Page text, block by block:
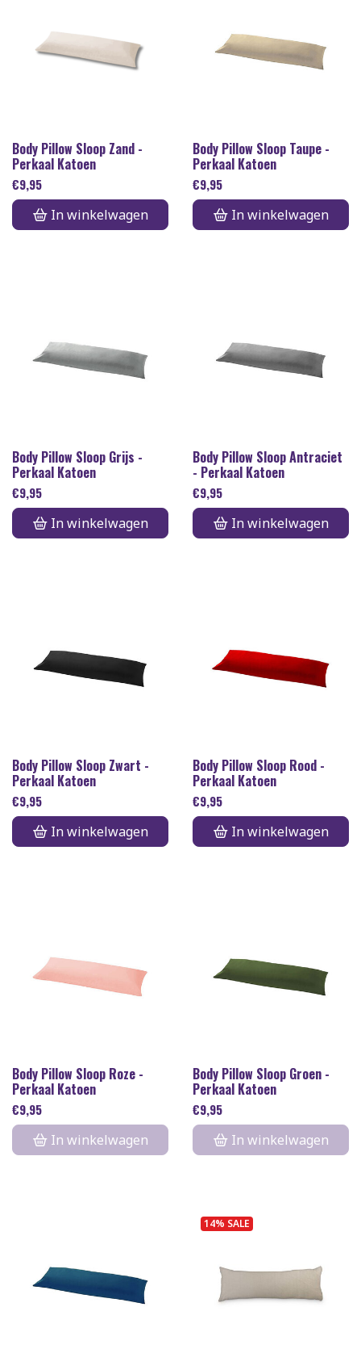
Body Pillow Sloop Zand -
Perkaal Katoen
€9,95
In winkelwagen
Body Pillow Sloop Taupe -
Perkaal Katoen
€9,95
In winkelwagen
Body Pillow Sloop Grijs -
Perkaal Katoen
€9,95
In winkelwagen
Body Pillow Sloop Antraciet
- Perkaal Katoen
€9,95
In winkelwagen
Body Pillow Sloop Zwart -
Perkaal Katoen
€9,95
In winkelwagen
Body Pillow Sloop Rood -
Perkaal Katoen
€9,95
In winkelwagen
Body Pillow Sloop Roze -
Perkaal Katoen
€9,95
In winkelwagen
Body Pillow Sloop Groen -
Perkaal Katoen
€9,95
In winkelwagen
14% SALE